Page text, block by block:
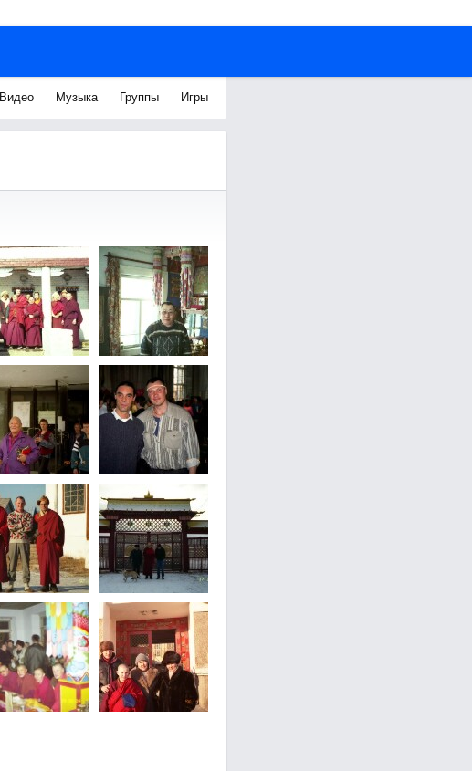
Видео Музыка Группы Игры